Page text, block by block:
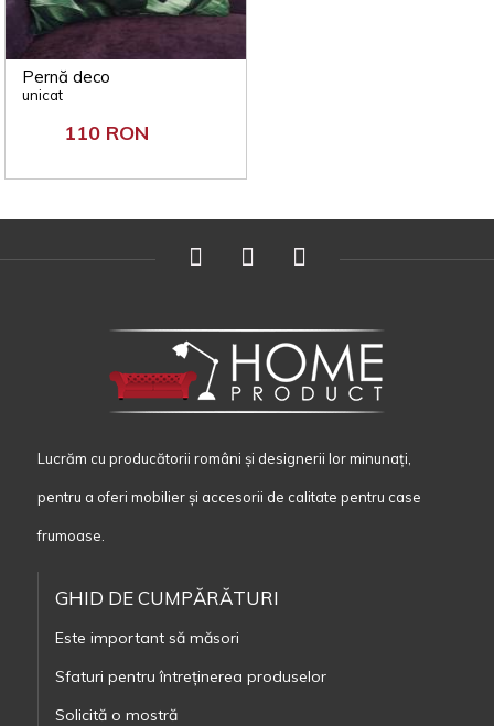
Pernă deco
unicat
110 RON
Lucrăm cu producătorii români și designerii lor minunați,
pentru a oferi mobilier și accesorii de calitate pentru case
frumoase.
GHID DE CUMPĂRĂTURI
Este important să măsori
Sfaturi pentru întreținerea produselor
Solicită o mostră